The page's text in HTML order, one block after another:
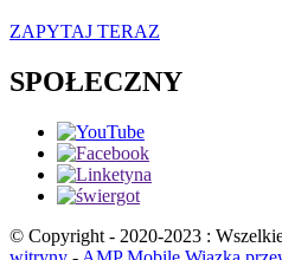
ZAPYTAJ TERAZ
SPOŁECZNY
© Copyright - 2020-2023 :